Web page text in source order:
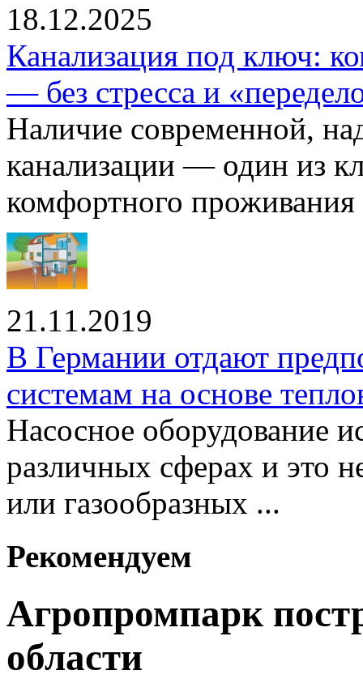
18.12.2025
Канализация под ключ:
— без стресса и
Наличие современной,
канализации — один из
комфортного проживания
21.11.2019
В Германии отдают
системам на основе
Насосное оборудование
различных сферах и это
или газообразных ...
Рекомендуем
Агропромпарк
области